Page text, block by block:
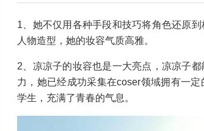
1、她不仅用各种手段和技巧将角色还原
人物造型，她的妆容气质高雅。
2、凉凉子的妆容也是一大亮点，凉凉子
力，她已经成功采集在coser领域拥有一
学生，充满了青春的气息。